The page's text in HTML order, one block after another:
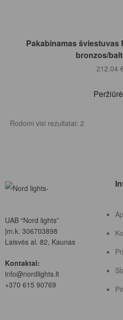
Į
Pakabinamas šviestuvas
bronzos/
212.04 €
Rodomi visi rezultatai: 2
UAB “Nord lights”
Įm.k. 306703898
Laisvės al. 82, Kaunas
Kontaktai:
info@nordlights.lt
+370 615 90769